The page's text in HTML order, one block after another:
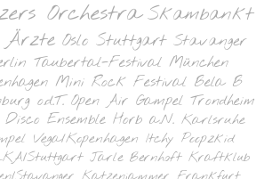
Orchestra Skambankt
Ärzte Oslo Stuttgart Stavanger
Taubertal-Festival München
Mini Rock Festival Bela B
o.d.T. Open Air Gampel Trondheim
Disco Ensemble Horb a.N. Karlsruhe
Vega/Kopenhagen Itchy Poopzkid
Stuttgart Jarle Bernhoft Kraftklub